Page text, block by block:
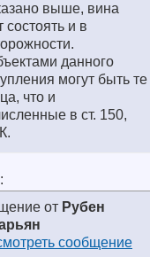
выше, вина
состоять и в
данного
могут быть те
что и
в ст. 150,
от Рубен